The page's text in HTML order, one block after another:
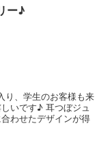
ー♪
り、学生のお客様も来
いです♪ 耳つぼジュ
わせたデザインが得